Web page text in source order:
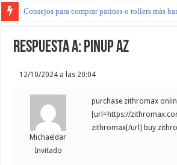
Consejos para comprar patines o rollers más
Respuesta a: pinup az
12/10/2024 a las 20:04
Michaeldar
Invitado
purchase zithromax
[url=https://
zithromax[/url] buy